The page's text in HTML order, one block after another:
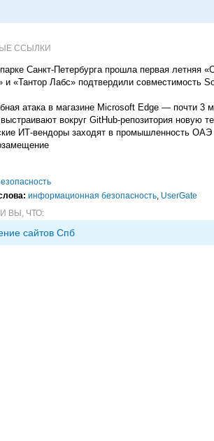
ССЫЛКИ
Санкт-Петербурга прошла первая летняя
и «Тантор Лабс» подтвердили совместимость
атака в магазине Microsoft Edge — почти 3
вокруг GitHub-репозитория новую
ИТ-вендоры заходят в промышленность ОАЭ
информационная безопасность, UserGate
ВЫ, ЧТО:
сайтов Спб